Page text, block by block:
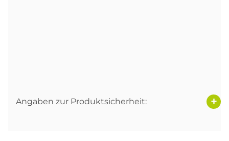
Angaben zur Produktsicherheit: